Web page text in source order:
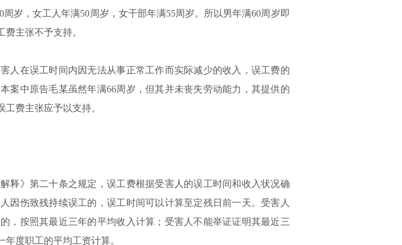
岁，女工人年满50周岁，女干部年满55周岁。所以男年满60周岁即
主张不予支持。
人在误工时间内因无法从事正常工作而实际减少的收入，误工费的
案中原告毛某虽然年满66周岁，但其并未丧失劳动能力，其提供的
费主张应予以支持。
释》第二十条之规定，误工费根据受害人的误工时间和收入状况确
因伤致残持续误工的，误工时间可以计算至定残日前一天。受害人
，按照其最近三年的平均收入计算；受害人不能举证证明其最近三
度职工的平均工资计算。